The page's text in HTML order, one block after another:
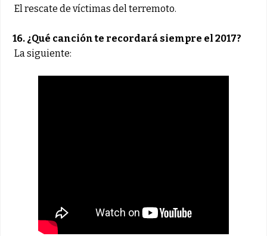
El rescate de víctimas del terremoto.
16. ¿Qué canción te recordará siempre el 2017?
La siguiente: